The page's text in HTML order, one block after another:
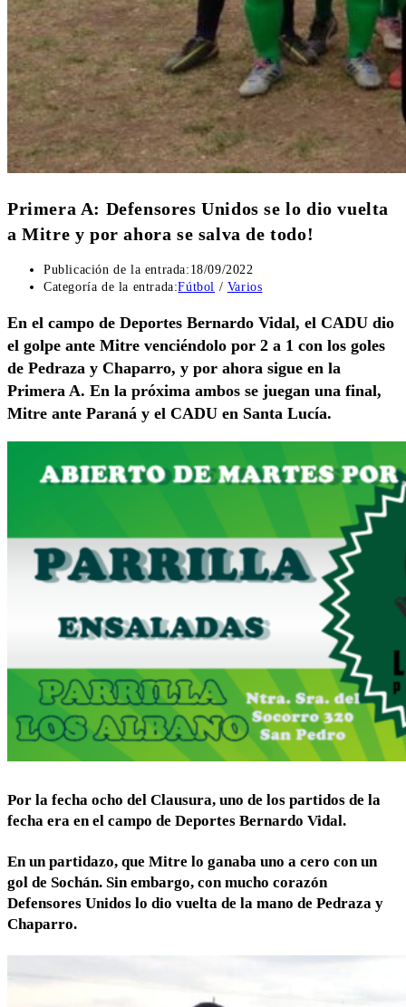
Primera A: Defensores Unidos se lo dio vuelta
a Mitre y por ahora se salva de todo!
Publicación de la entrada: 18/09/2022
Categoría de la entrada:Fútbol / Varios
En el campo de Deportes Bernardo Vidal, el CADU dio
el golpe ante Mitre venciéndolo por 2 a 1 con los goles
de Pedraza y Chaparro, y por ahora sigue en la
Primera A. En la próxima ambos se juegan una final,
Mitre ante Paraná y el CADU en Santa Lucía.
Por la fecha ocho del Clausura, uno de los partidos de la
fecha era en el campo de Deportes Bernardo Vidal.
En un partidazo, que Mitre lo ganaba uno a cero con un
gol de Sochán. Sin embargo, con mucho corazón
Defensores Unidos lo dio vuelta de la mano de Pedraza y
Chaparro.